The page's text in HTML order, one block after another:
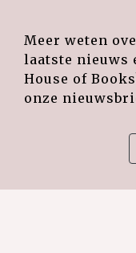
Meer weten
laatste nieuws
House of
onze